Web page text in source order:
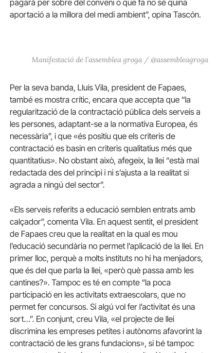
pagarà per sobre del conveni o que fa no sé quina
aportació a la millora del medi ambient”, opina Tascón.
Manifestació de l’assemblea groga / @assembleagroga
Per la seva banda, Lluís Vila, president de Fapaes,
també es mostra crític, encara que accepta que “la
regularització de la contractació pública dels serveis a
les persones, adaptant-se a la normativa Europea, és
necessària”, i que «és positiu que els criteris de
contractació es basin en criteris qualitatius més que
quantitatius». No obstant això, afegeix, la llei “està mal
redactada des del principi i ni s’ajusta a la realitat si
agrada a ningú del sector”.
«Els serveis referits a educació semblen entrats amb
calçador”, comenta Vila. En aquest sentit, el president
de Fapaes creu que la realitat en la qual es mou
l’educació secundària no permet l’aplicació de la llei. En
primer lloc, perquè a molts instituts no hi ha menjadors,
que és del que parla la llei, «però què passa amb les
cantines?». Tampoc es té en compte “la poca
participació en les activitats extraescolars, que no
permet fer concursos. Si algú vol fer l’activitat és una
sort…”. En conjunt, creu Vila, «el projecte de llei
discrimina les empreses petites i autònoms afavorint la
contractació de les grans fundacions», si bé tampoc